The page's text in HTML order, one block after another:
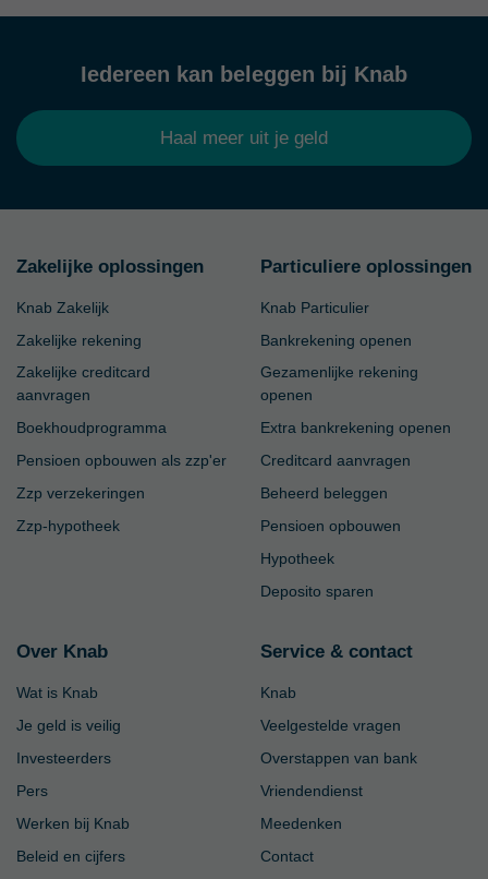
Iedereen kan beleggen bij Knab
Haal meer uit je geld
Zakelijke oplossingen
Knab Zakelijk
Zakelijke rekening
Zakelijke creditcard
aanvragen
Boekhoudprogramma
Pensioen opbouwen als zzp'er
Zzp verzekeringen
Zzp-hypotheek
Particuliere oplossingen
Knab Particulier
Bankrekening openen
Gezamenlijke rekening
openen
Extra bankrekening openen
Creditcard aanvragen
Beheerd beleggen
Pensioen opbouwen
Hypotheek
Deposito sparen
Over Knab
Wat is Knab
Je geld is veilig
Investeerders
Pers
Werken bij Knab
Beleid en cijfers
Service & contact
Knab
Veelgestelde vragen
Overstappen van bank
Vriendendienst
Meedenken
Contact